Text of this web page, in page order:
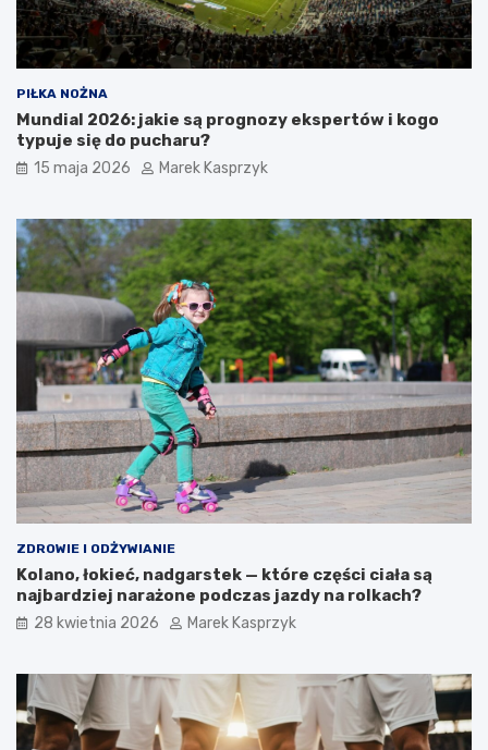
PIŁKA NOŻNA
Mundial 2026: jakie są prognozy ekspertów i kogo
typuje się do pucharu?
15 maja 2026 Marek Kasprzyk
ZDROWIE I ODŻYWIANIE
Kolano, łokieć, nadgarstek — które części ciała są
najbardziej narażone podczas jazdy na rolkach?
28 kwietnia 2026 Marek Kasprzyk